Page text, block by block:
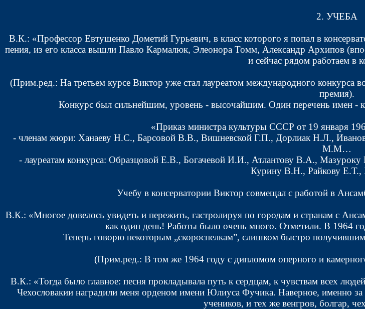
2. УЧЕБА
В.К.: «Профессор Евтушенко Дометий Гурьевич, в класс которого я попал в
пения, из его класса вышли Павло Кармалюк, Элеонора Томм, Александр Архипов
и сейчас рядом работаем в
(Прим.ред.: На третьем курсе Виктор уже стал лауреатом международного
премия).
Конкурс был сильнейшим, уровень - высочайшим. Один перечень имен -
«Приказ министра культуры СССР от 19 января
- членам жюри: Ханаеву Н.С., Барсовой В.В., Вишневской Г.П., Дорлиак Н.Л.,
М.М…
- лауреатам конкурса: Образцовой Е.В., Богачевой И.И., Атлантову В.А.,
Курину В.Н., Райкову
Учебу в консерватории Виктор совмещал с работой в
В.К.: «Многое довелось увидеть и пережить, гастролируя по городам и странам с
как один день! Работы было очень много. Отметили. В 1964
Теперь говорю некоторым „скороспелкам”, слишком быстро
(Прим.ред.: В том же 1964 году с дипломом оперного и
В.К.: «Тогда было главное: песня прокладывала путь к сердцам, к чувствам всех
Чехословакии наградили меня орденом имени Юлиуса Фучика. Наверное, именно
учеников, и тех же венгров, болгар,